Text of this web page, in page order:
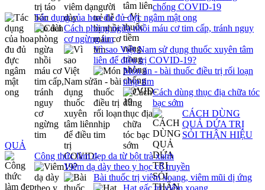
chống COVID-19
Tác dụng của hoa đu đủ đực ngâm mật ong
Cách phòng ngừa nhồi máu cơ tim cấp, tránh nguy
cơ ngừng tim
Vì sao Việt Nam sử dụng thuốc xuyên tâm
liên để điều trị COVID-19?
Món ăn - bài thuốc điều trị rối loạn
nhịp tim
Cách dùng thục địa chữa tóc
bạc sớm
CÁCH DÙNG
QUẢ DỨA TRỊ
SỎI THẬN HIỆU
QUẢ
Công thức làm đẹp da từ bột trà xanh
Viêm dạ dày theo y học cổ truyền
Bài thuốc trị viêm xoang, viêm mũi dị ứng
Hạt gấc trị viêm xoang